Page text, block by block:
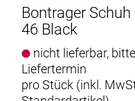
Bontrager
46 Black
nicht lieferbar,
Liefertermin
pro Stück (inkl.